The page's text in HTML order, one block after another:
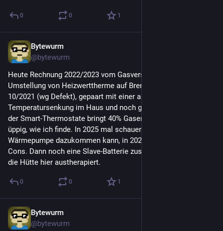
0 0 1
Bytewurm
@bytewurm
Heute Rechnung 2022/2023 vom Gasversorger. Nice,
Umstellung von Heizwerttherme auf Brennwerttherme in
10/2021 (wg Defekt), gepaart mit einer allgemeinen
Temperatursenkung im Haus und noch granularerer Steuerung
der Smart-Thermostate bringt 40% Gasersparnis. Das ist
üppig, wie ich finde. In 2025 mal schauen ob eine kleine
Wärmepumpe dazukommen kann, in 2021 gabs noch zu viele
Cons. Dann noch eine Slave-Batterie zusätzlich und dann ist
die Hütte hier austherapiert.
0 0 1
Bytewurm
@bytewurm